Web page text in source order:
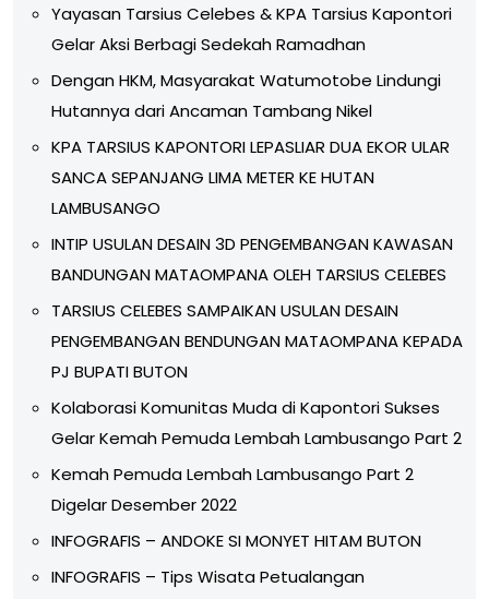
Yayasan Tarsius Celebes & KPA Tarsius Kapontori
Gelar Aksi Berbagi Sedekah Ramadhan
Dengan HKM, Masyarakat Watumotobe Lindungi
Hutannya dari Ancaman Tambang Nikel
KPA TARSIUS KAPONTORI LEPASLIAR DUA EKOR ULAR
SANCA SEPANJANG LIMA METER KE HUTAN
LAMBUSANGO
INTIP USULAN DESAIN 3D PENGEMBANGAN KAWASAN
BANDUNGAN MATAOMPANA OLEH TARSIUS CELEBES
TARSIUS CELEBES SAMPAIKAN USULAN DESAIN
PENGEMBANGAN BENDUNGAN MATAOMPANA KEPADA
PJ BUPATI BUTON
Kolaborasi Komunitas Muda di Kapontori Sukses
Gelar Kemah Pemuda Lembah Lambusango Part 2
Kemah Pemuda Lembah Lambusango Part 2
Digelar Desember 2022
INFOGRAFIS – ANDOKE SI MONYET HITAM BUTON
INFOGRAFIS – Tips Wisata Petualangan